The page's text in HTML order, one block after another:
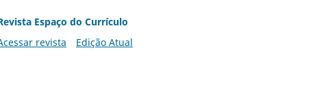
Espaço do Currículo
revista
Edição Atual